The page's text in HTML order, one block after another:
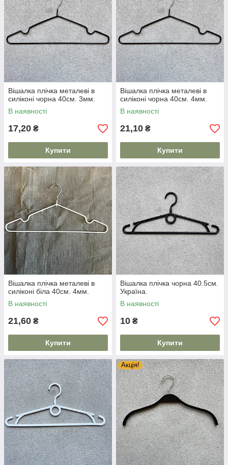
Вішалка плічка металеві в
силіконі чорна 40см. 3мм.
В наявності
17,20 ₴
Купити
Вішалка плічка металеві в
силіконі чорна 40см. 4мм.
В наявності
21,10 ₴
Купити
Вішалка плічка металеві в
силіконі біла 40см. 4мм.
В наявності
21,60 ₴
Купити
Вішалка плічка чорна 40.5см.
Україна.
В наявності
10 ₴
Купити
Акція!